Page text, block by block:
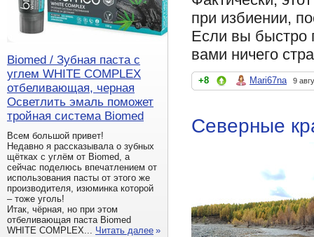
при избиении,
Если вы быстро
вaми ничего
+8 Mari67na 9
Северные
Biomed / Зубная паста с
углем WHITE COMPLEX
отбеливающая, черная
Осветлить эмаль поможет
тройная система Biomed
Всем большой привет!
Недавно я рассказывала о зубных
щётках с углём от Biomed, а
сейчас поделюсь впечатлением от
использования пасты от этого же
производителя, изюминка которой
– тоже уголь!
Итак, чёрная, но при этом
отбеливающая паста Biomed
WHITE COMPLEX... Читать далее »